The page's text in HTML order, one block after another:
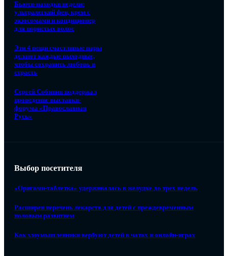
Бьюти-находки недели:
ультралегкий фен, крем с
экзосомами и кондиционер
для пористых волос
Эти 4 вещи счастливые пары
делают каждые выходные,
чтобы сохранить любовь и
страсть
Сергей Собянин поддержал
проведение выставки-
форума «Православная
Русь»
Выбор посетителя
«Оригами-таблетка» удерживалась в желудке до трех недель
Расширен перечень лекарств для детей с преждевременным
половым развитием
Как злоумышленники вербуют детей в чатах и онлайн-играх